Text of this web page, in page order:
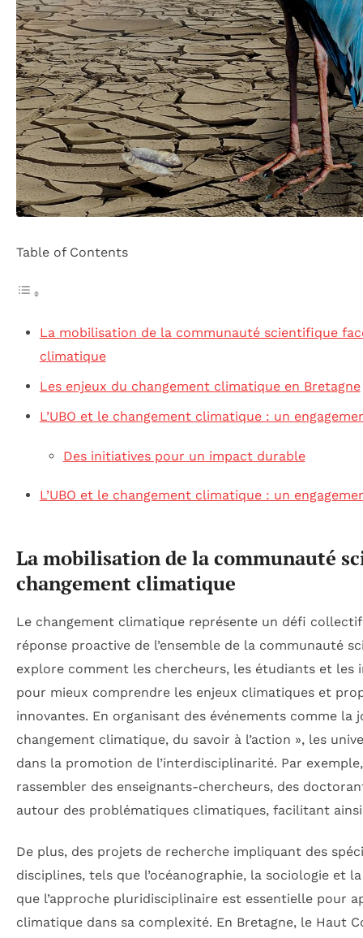
Table of Contents
La mobilisation de la communauté scientifique
climatique
Les enjeux du changement climatique en Bretagne
L’UBO et le changement climatique : un
Des initiatives pour un impact durable
L’UBO et le changement climatique : un
La mobilisation de la communauté
changement climatique
Le changement climatique représente un défi
réponse proactive de l’ensemble de la communauté
explore comment les chercheurs, les étudiants et
pour mieux comprendre les enjeux climatiques et
innovantes. En organisant des événements comme la
changement climatique, du savoir à l’action », les
dans la promotion de l’interdisciplinarité. Par
rassembler des enseignants-chercheurs, des
autour des problématiques climatiques, facilitant
De plus, des projets de recherche impliquant des
disciplines, tels que l’océanographie, la sociologie et
que l’approche pluridisciplinaire est essentielle pour
climatique dans sa complexité. En Bretagne, le Haut